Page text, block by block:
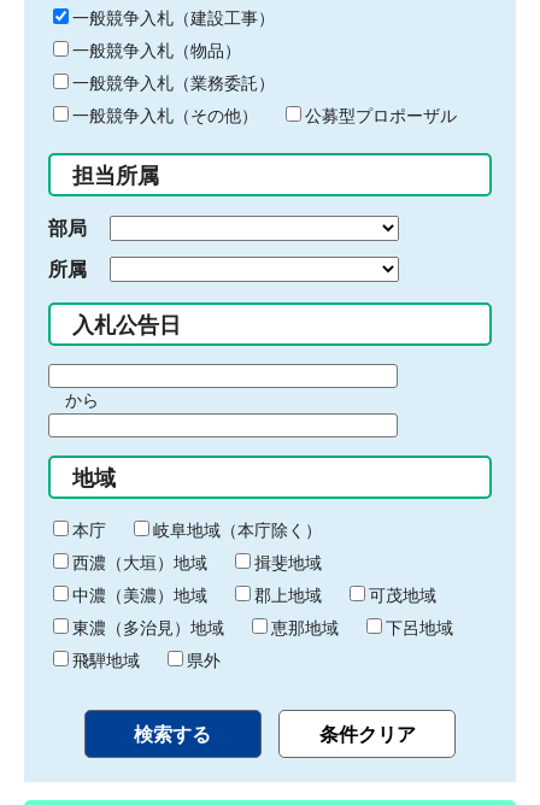
キ
ー
ワ
ー
ド
入
力
一般競争入札（建設工事）
一般競争入札（物品）
一般競争入札（業務委託）
一般競争入札（その他）
公募型プロポーザル
担当所属
部局
所属
入札公告日
間
始
り
から
間
終
わ
り
地域
本庁
岐阜地域（本庁除く）
西濃（大垣）地域
揖斐地域
中濃（美濃）地域
郡上地域
可茂地域
東濃（多治見）地域
恵那地域
下呂地域
飛騨地域
県外